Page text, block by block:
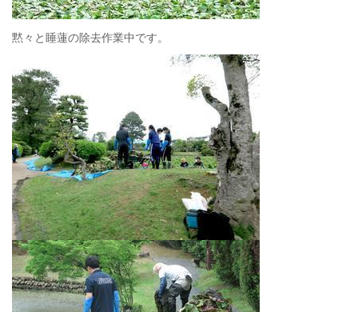
黙々と睡蓮の除去作業中です。